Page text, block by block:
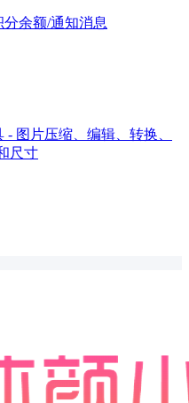
分余额/通知消息
图片压缩、编辑、转换、
尺寸